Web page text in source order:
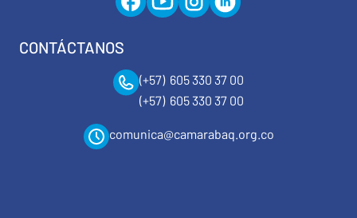
CONTÁCTANOS
(+57) 605 330 37 00
(+57) 605 330 37 00
comunica@camarabaq.org.co